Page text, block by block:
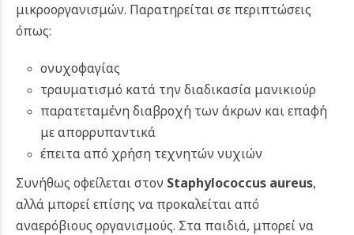
μικροοργανισμών. Παρατηρείται σε περιπτώσεις
όπως:
ονυχοφαγίας
τραυματισμό κατά την διαδικασία μανικιούρ
παρατεταμένη διαβροχή των άκρων και επαφή
με απορρυπαντικά
έπειτα από χρήση τεχνητών νυχιών
Συνήθως οφείλεται στον Staphylococcus aureus,
αλλά μπορεί επίσης να προκαλείται από
αναερόβιους οργανισμούς. Στα παιδιά, μπορεί να